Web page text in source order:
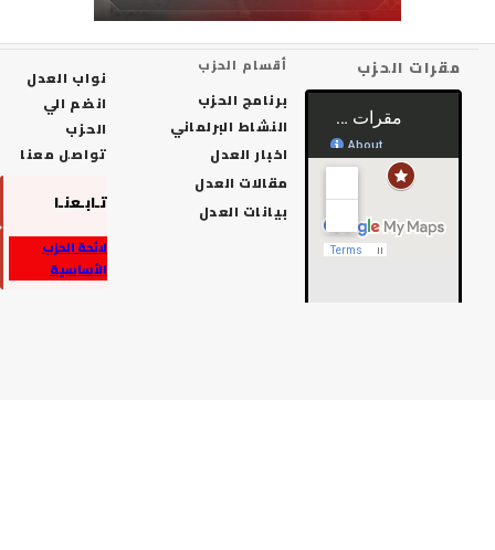
الحزب أقسام الحزب
برنامج الحزب
النشاط البرلماني
اخبار العدل
مقالات العدل
بيانات العدل
نواب العدل
انضم الي
تواصل معنا
تـابـعنـا
لائحة الحزب
الأساسية